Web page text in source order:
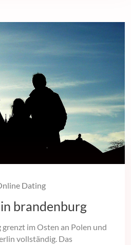
Dating
brandenburg
im Osten an Polen und
vollständig. Das